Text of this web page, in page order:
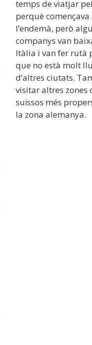
temps de viatjar
perquè
l’endemà, però
companys van
Itàlia i van fer rutà
que no està molt
d’altres ciutats.
visitar altres zones
suïssos més
la zona alemanya.